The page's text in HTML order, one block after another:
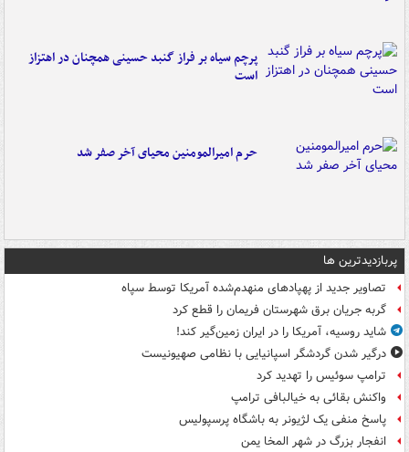
پرچم سیاه بر فراز گنبد حسینی همچنان در اهتزاز
است
حرم امیرالمومنین محیای آخر صفر شد
پربازدیدترین ها
تصاویر جدید از پهپادهای منهدم‌شده آمریکا توسط سپاه
گربه جریان برق شهرستان فریمان را قطع کرد
شاید روسیه، آمریکا را در ایران زمین‌گیر کند!
درگیر شدن گردشگر اسپانیایی با نظامی صهیونیست
ترامپ سوئیس را تهدید کرد
واکنش بقائی به خیالبافی ترامپ
پاسخ منفی یک لژیونر به باشگاه پرسپولیس
انفجار بزرگ در شهر المخا یمن